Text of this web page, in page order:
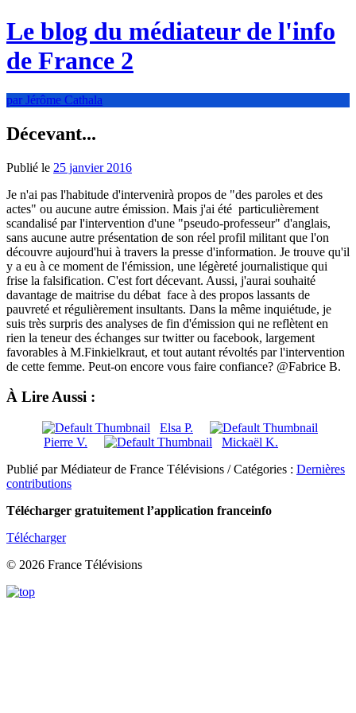
Le blog du médiateur de l'info
de France 2
par Jérôme Cathala
Décevant...
Publié le 25 janvier 2016
Je n'ai pas l'habitude d'intervenirà propos de "des paroles et des
actes" ou aucune autre émission. Mais j'ai été particulièrement
scandalisé par l'intervention d'une "pseudo-professeur" d'anglais,
sans aucune autre présentation de son réel profil militant que l'on
découvre aujourd'hui à travers la presse d'information. Je trouve qu'il
y a eu à ce moment de l'émission, une légèreté journalistique qui
frise la falsification. C'est fort décevant. Aussi, j'aurai souhaité
davantage de maitrise du débat face à des propos lassants de
pauvreté et régulièrement insultants. Dans la même inquiétude, je
suis très surpris des analyses de fin d'émission qui ne reflètent en
rien la teneur des échanges sur twitter ou facebook, largement
favorables à M.Finkielkraut, et tout autant révoltés par l'intervention
de cette femme. Peut-on encore vous faire confiance? @Fabrice B.
À Lire Aussi :
Elsa P.
Pierre V.
Mickaël K.
Publié par Médiateur de France Télévisions / Catégories : Dernières
contributions
Télécharger gratuitement l’application franceinfo
Télécharger
© 2026 France Télévisions